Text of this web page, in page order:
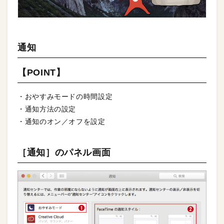
通知
【POINT】
・おやすみモードの時間設定
・通知方法の設定
・通知のオン／オフを設定
［通知］のパネル画面